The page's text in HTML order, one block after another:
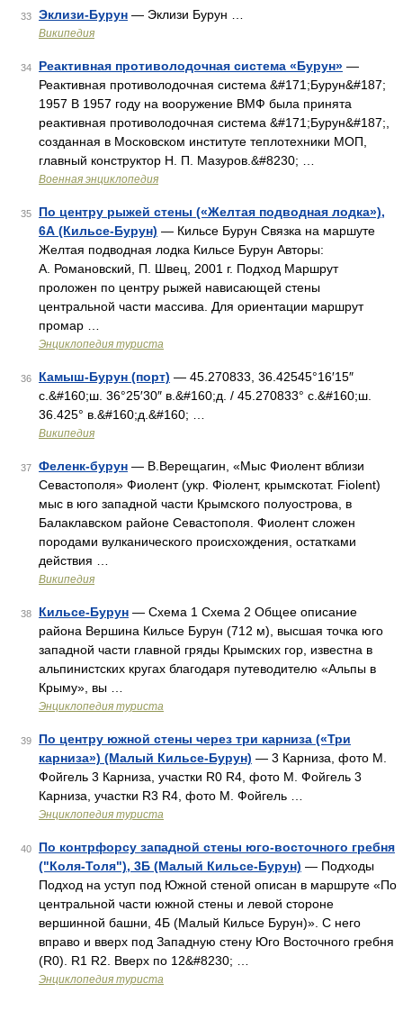
33 Эклизи-Бурун — Эклизи Бурун …
Википедия
34 Реактивная противолодочная система «Бурун» —
Реактивная противолодочная система &#171;Бурун&#187;
1957 В 1957 году на вооружение ВМФ была принята
реактивная противолодочная система &#171;Бурун&#187;,
созданная в Московском институте теплотехники МОП,
главный конструктор Н. П. Мазуров.&#8230; …
Военная энциклопедия
35
По центру рыжей стены («Желтая подводная лодка»),
6А (Кильсе-Бурун) — Кильсе Бурун Связка на маршуте
Желтая подводная лодка Кильсе Бурун Авторы:
А. Романовский, П. Швец, 2001 г. Подход Маршрут
проложен по центру рыжей нависающей стены
центральной части массива. Для ориентации маршрут
промар …
Энциклопедия туриста
36 Камыш-Бурун (порт) — 45.270833, 36.42545°16′15″
с.&#160;ш. 36°25′30″ в.&#160;д. / 45.270833° с.&#160;ш.
36.425° в.&#160;д.&#160; …
Википедия
37 Феленк-бурун — В.Верещагин, «Мыс Фиолент вблизи
Севастополя» Фиолент (укр. Фіолент, крымскотат. Fiolent)
мыс в юго западной части Крымского полуострова, в
Балаклавском районе Севастополя. Фиолент сложен
породами вулканического происхождения, остатками
действия …
Википедия
38 Кильсе-Бурун — Схема 1 Схема 2 Общее описание
района Вершина Кильсе Бурун (712 м), высшая точка юго
западной части главной гряды Крымских гор, известна в
альпинистских кругах благодаря путеводителю «Альпы в
Крыму», вы …
Энциклопедия туриста
39
По центру южной стены через три карниза («Три
карниза») (Малый Кильсе-Бурун) — 3 Карниза, фото М.
Фойгель 3 Карниза, участки R0 R4, фото М. Фойгель 3
Карниза, участки R3 R4, фото М. Фойгель …
Энциклопедия туриста
40
По контрфорсу западной стены юго-восточного гребня
("Коля-Толя"), 3Б (Малый Кильсе-Бурун) — Подходы
Подход на уступ под Южной стеной описан в маршруте «По
центральной части южной стены и левой стороне
вершинной башни, 4Б (Малый Кильсе Бурун)». С него
вправо и вверх под Западную стену Юго Восточного гребня
(R0). R1 R2. Вверх по 12&#8230; …
Энциклопедия туриста